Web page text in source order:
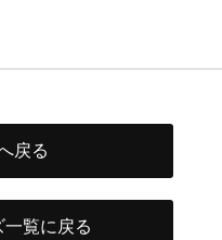
戻る
一覧に戻る